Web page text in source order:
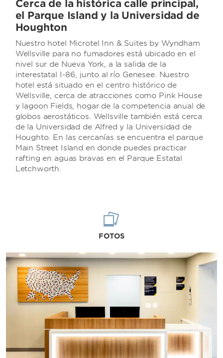
Cerca de la histórica calle principal,
el Parque Island y la Universidad de
Houghton
Nuestro hotel Microtel Inn & Suites by Wyndham
Wellsville para no fumadores está ubicado en el
nivel sur de Nueva York, a la salida de la
interestatal I-86, junto al río Genesee. Nuestro
hotel está situado en el centro histórico de
Wellsville, cerca de atracciones como Pink House
y lagoon Fields, hogar de la competencia anual de
globos aerostáticos. Wellsville también está cerca
de la Universidad de Alfred y la Universidad de
Houghto. En las cercanías se encuentra el parque
Main Street Island en donde puedes practicar
rafting en aguas bravas en el Parque Estatal
Letchworth.
FOTOS